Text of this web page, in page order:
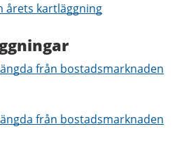
årets kartläggning
från bostadsmarknaden
från bostadsmarknaden